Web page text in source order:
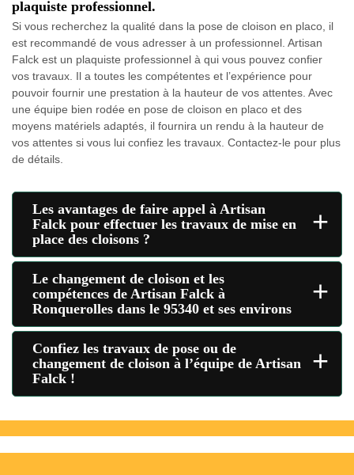
plaquiste professionnel.
Si vous recherchez la qualité dans la pose de cloison en placo, il
est recommandé de vous adresser à un professionnel. Artisan
Falck est un plaquiste professionnel à qui vous pouvez confier
vos travaux. Il a toutes les compétentes et l’expérience pour
pouvoir fournir une prestation à la hauteur de vos attentes. Avec
une équipe bien rodée en pose de cloison en placo et des
moyens matériels adaptés, il fournira un rendu à la hauteur de
vos attentes si vous lui confiez les travaux. Contactez-le pour plus
de détails.
Les avantages de faire appel à Artisan
Falck pour effectuer les travaux de mise en
place des cloisons ?
+
Le changement de cloison et les
compétences de Artisan Falck à
Ronquerolles dans le 95340 et ses environs
+
Confiez les travaux de pose ou de
changement de cloison à l’équipe de Artisan
Falck !
+